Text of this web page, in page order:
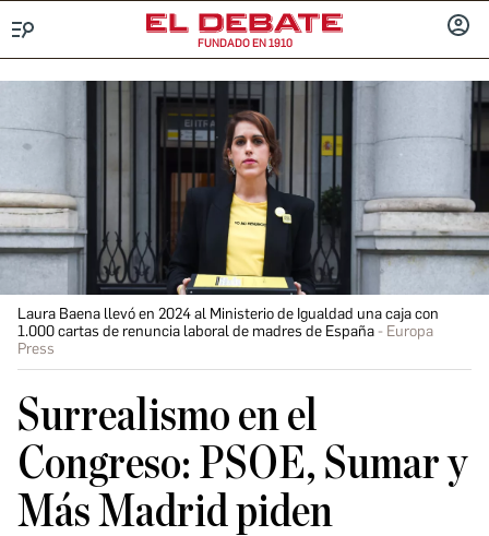
FUNDADO EN 1910
Laura Baena llevó en 2024 al Ministerio de Igualdad una caja con
1.000 cartas de renuncia laboral de madres de España
Europa
Press
Surrealismo en el
Congreso: PSOE, Sumar y
Más Madrid piden